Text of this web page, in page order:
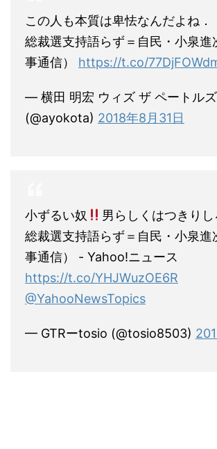
この人も本質は卑怯なんだよね．
総裁選支持語らず＝自民・小泉進
事通信） https://t.co/
— 横田 明宏 ウィズ ザ ペートル
(@ayokota) 2018年8月31日
小ずるい奴
男らしくはつきりし
総裁選支持語らず＝自民・小泉進
事通信） - Yahoo!ニュース
https://t.co/YHJWuzOE6R
@YahooNewsTopics
— GTRーtosio (@tosio8503)